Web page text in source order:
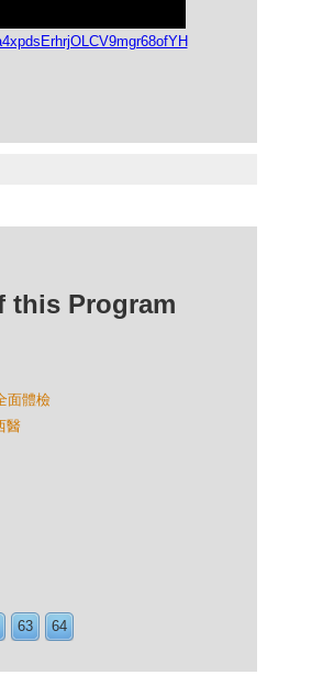
this Program
面體檢
醫
63 64